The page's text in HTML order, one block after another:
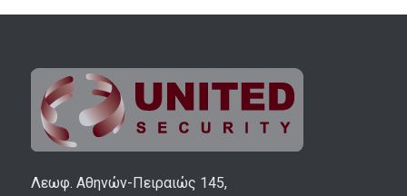
Λεωφ. Αθηνών-Πειραιώς 145,